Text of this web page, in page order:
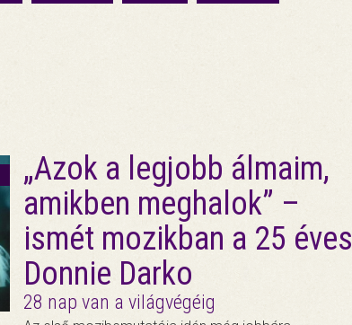
„Azok a legjobb álmaim,
amikben meghalok” –
ismét mozikban a 25 éves
Donnie Darko
28 nap van a világvégéig